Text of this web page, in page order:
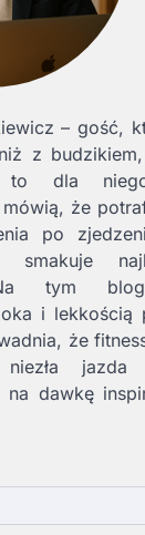
– gość,
z
to dla
że
po
smakuje
Na tym
i lekkością
że
jazda
na dawkę